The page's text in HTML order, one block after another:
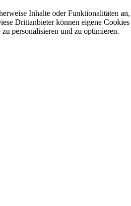
Inhalte oder Funktionalitäten
Drittanbieter können eigene
personalisieren und zu optimieren.